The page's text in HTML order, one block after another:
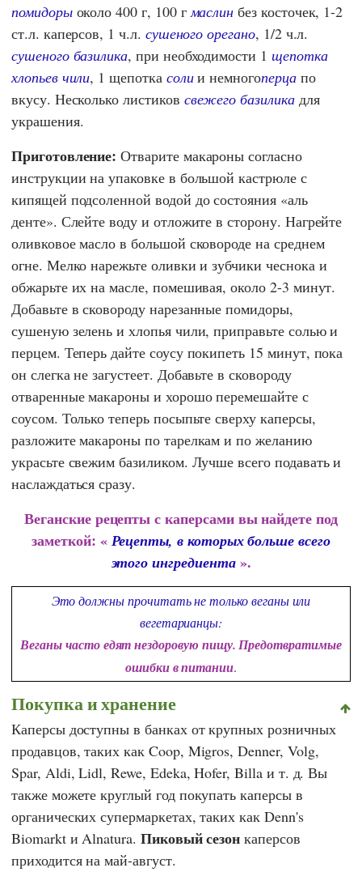
помидорыоколо 400 г, 100 гмаслин без косточек, 1-2
ст.л. каперсов, 1 ч.л. сушеного орегано, 1/2 ч.л.
сушеного базилика, при необходимости 1 щепотка
хлопьев чили, 1 щепотка солии немногоперцапо
вкусу. Несколько листиков свежего базиликадля
украшения.
Приготовление: Отварите макароны согласно
инструкции на упаковке в большой кастрюле с
кипящей подсоленной водой до состояния «аль
денте». Слейте воду и отложите в сторону. Нагрейте
оливковое масло в большой сковороде на среднем
огне. Мелко нарежьте оливки и зубчики чеснока и
обжарьте их на масле, помешивая, около 2-3 минут.
Добавьте в сковороду нарезанные помидоры,
сушеную зелень и хлопья чили, приправьте солью и
перцем. Теперь дайте соусу покипеть 15 минут, пока
он слегка не загустеет. Добавьте в сковороду
отваренные макароны и хорошо перемешайте с
соусом. Только теперь посыпьте сверху каперсы,
разложите макароны по тарелкам и по желанию
украсьте свежим базиликом. Лучше всего подавать и
наслаждаться сразу.
Веганские рецепты с каперсами вы найдете под
заметкой: « Рецепты, в которых больше всего
этого ингредиента».
Это должны прочитать не только веганы или
вегетарианцы:
Веганы часто едят нездоровую пищу. Предотвратимые
ошибки в питании.
Покупка и хранение
Каперсы доступны в банках от крупных розничных
продавцов, таких как Coop, Migros,Denner, Volg,
Spar, Aldi,Lidl,Rewe, Edeka,Hofer,Billaи т. д. Вы
также можете круглый год покупать каперсы в
органических супермаркетах, таких как Denn's
BiomarktиAlnatura. Пиковый сезон каперсов
приходится на май-август.